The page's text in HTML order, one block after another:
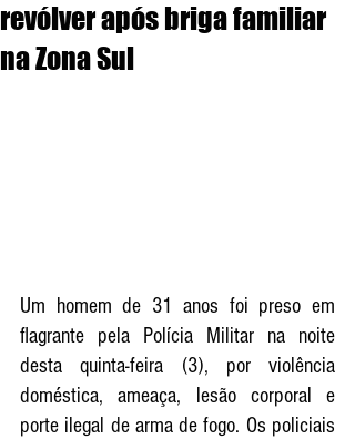
revólver após briga familiar
na Zona Sul
Um homem de 31 anos foi preso em
flagrante pela Polícia Militar na noite
desta quinta-feira (3), por violência
doméstica, ameaça, lesão corporal e
porte ilegal de arma de fogo. Os policiais